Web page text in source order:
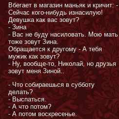
Вбегает в магазин маньяк и кричит: -
Сейчас кого-нибудь изнасилую!
Девушка как вас зовут?
- Зина
- Вас не буду насиловать. Мою мать
тоже зовут Зина.
Обращается к другому - А тебя
мужик как зовут?
- Ну, вообще-то, Николай, но друзья
зовут меня Зиной..
- Что собираешься в субботу
делать?
- Выспаться.
- А что потом?
- А потом воскресенье.